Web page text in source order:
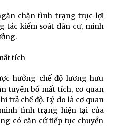
chặn tình trạng trục lợi
tác kiểm soát dân cư, minh
tích
hưởng chế độ lương hưu
tuyên bố mất tích, cơ quan
trả chế độ. Lý do là cơ quan
tình trạng hiện tại của
có căn cứ tiếp tục chuyển